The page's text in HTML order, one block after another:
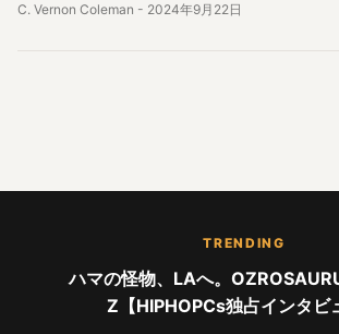
C. Vernon Coleman - 2024年9月22日
TRENDING
ハマの怪物、LAへ。
Z【HIPHOPCs独占インタビ